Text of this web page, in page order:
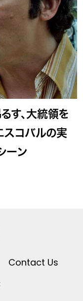
す、大統領を
スコバルの実
ーン
Contact Us